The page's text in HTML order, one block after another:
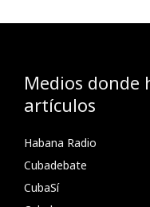
Medios donde
artículos
Habana Radio
Cubadebate
CubaSí